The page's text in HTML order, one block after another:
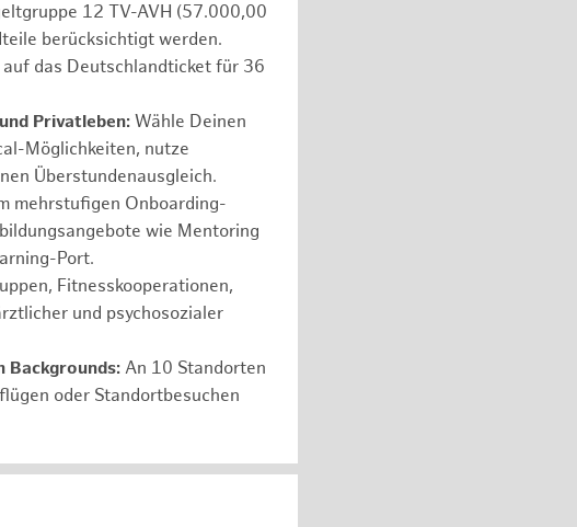
12 TV-AVH (57.000,00
berücksichtigt werden.
das Deutschlandticket für 36
Privatleben: Wähle Deinen
Möglichkeiten, nutze
Überstundenausgleich.
mehrstufigen Onboarding-
wie Mentoring
Port.
Fitnesskooperationen,
und psychosozialer
Backgrounds: An 10 Standorten
oder Standortbesuchen